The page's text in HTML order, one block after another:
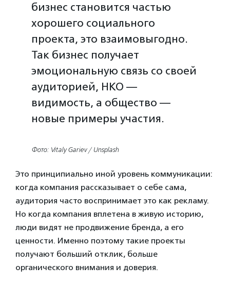
бизнес становится частью
хорошего социального
проекта, это взаимовыгодно.
Так бизнес получает
эмоциональную связь со своей
аудиторией, НКО —
видимость, а общество —
новые примеры участия.
Фото: Vitaly Gariev / Unsplash
Это принципиально иной уровень коммуникации:
когда компания рассказывает о себе сама,
аудитория часто воспринимает это как рекламу.
Но когда компания вплетена в живую историю,
люди видят не продвижение бренда, а его
ценности. Именно поэтому такие проекты
получают больший отклик, больше
органического внимания и доверия.